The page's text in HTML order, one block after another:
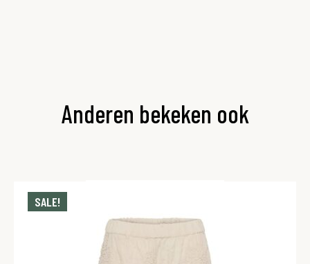
Anderen bekeken ook
SALE!